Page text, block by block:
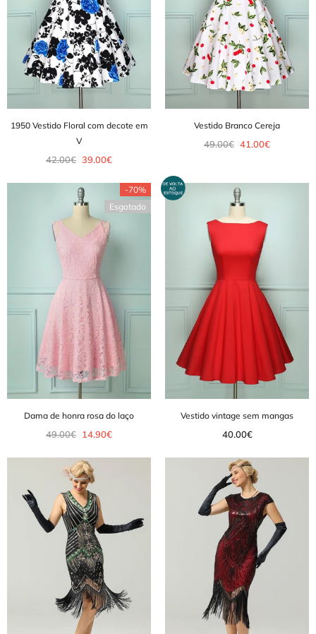
1950 Vestido Floral com decote em
V
42.00€ 39.00€
Vestido Branco Cereja
49.00€ 41.00€
-70%
Esgotado
Dama de honra rosa do laço
49.00€ 14.90€
Vestido vintage sem mangas
40.00€